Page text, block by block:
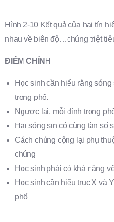
Hình 2-10 Kết quả của hai tín
nhau về biên độ…chúng triệt
ĐIỂM CHÍNH
Học sinh cần hiểu rằng
trong phổ.
Ngược lại, mỗi đỉnh trong
Hai sóng sin có cùng tần số
Cách chúng cộng lại phụ
chúng
Học sinh phải có khả năng
Học sinh cần hiểu trục X và
phổ